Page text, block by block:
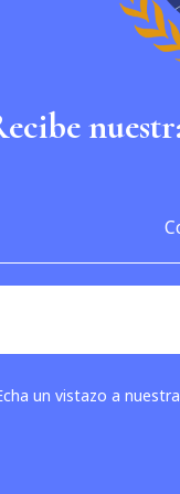
un vistazo a nuestra